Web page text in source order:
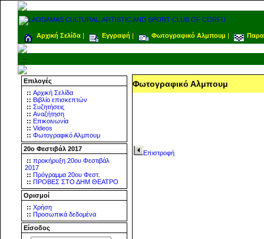
Αρχική Σελίδα | Εγγραφή | Φωτογραφικό Αλμπουμ |
.::
Επιλογές
:: Αρχική Σελίδα
:: Βιβλίο επισκεπτών
:: Συζητήσεις
:: Αναζήτηση
:: Επικοινωνία
:: Videos
:: Φωτογραφικό Αλμπουμ
20ο Φεστιβάλ 2017
:: προκήρυξη 20ου Φεστιβάλ
2017
:: Πρόγραμμα 20ου Φεστ.
:: ΠΡΟΒΕΣ ΣΤΟ ΔΗΜ ΘΕΑΤΡΟ
Ορισμοί
:: Χρήση
:: Προσωπικά δεδομένα
Είσοδος
Φωτογραφικό Αλμπουμ
Επιστροφή